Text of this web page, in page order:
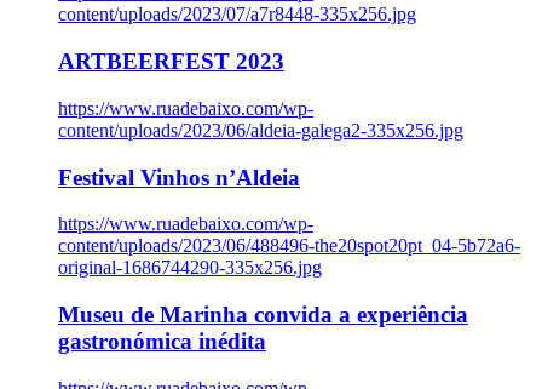
content/uploads/2023/07/a7r8448-335x256.jpg
ARTBEERFEST 2023
https://www.ruadebaixo.com/wp-
content/uploads/2023/06/aldeia-galega2-335x256.jpg
Festival Vinhos n’Aldeia
https://www.ruadebaixo.com/wp-
content/uploads/2023/06/488496-the20spot20pt_04-5b72a6-
original-1686744290-335x256.jpg
Museu de Marinha convida a experiência
gastronómica inédita